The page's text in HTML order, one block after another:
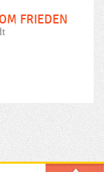
FRIEDEN